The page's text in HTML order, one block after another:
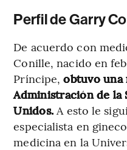
Perfil de Garry
De acuerdo con
Conille, nacido en
Príncipe,obtuvo una
Administración de la
Unidos. A esto le
especialista en
medicina en la